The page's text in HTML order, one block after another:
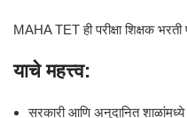
MAHA TET ही परीक्षा शिक्षक
याचे महत्त्व:
सरकारी आणि अनुदानित शाळांमध्ये